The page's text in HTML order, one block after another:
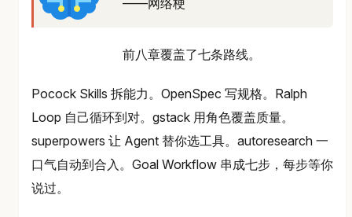
前八章覆盖了七条路线。
Pocock Skills 拆能力。OpenSpec 写规格。Ralph
Loop 自己循环到对。gstack 用角色覆盖质量。
superpowers 让 Agent 替你选工具。autoresearch 一
口气自动到合入。Goal Workflow 串成七步，每步等你
说过。